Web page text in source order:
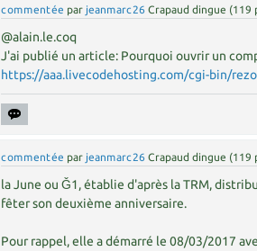
commentée par jeanmarc26 Crapaud dingue (119
@alain.le.coq
J'ai publié un article: Pourquoi ouvrir un
https://aaa.livecodehosting.com/cgi-bin/
commentée par jeanmarc26 Crapaud dingue (119
la June ou Ǧ1, établie d'après la TRM,
fêter son deuxième anniversaire.
Pour rappel, elle a démarré le 08/03/2017